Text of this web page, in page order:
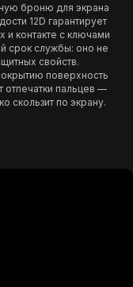
броню для экрана
12D гарантирует
и контакте с ключами
срок службы: оно не
свойств.
поверхность
отпечатки пальцев —
скользит по экрану.